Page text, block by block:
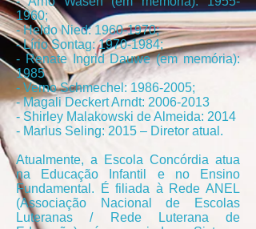
1960;
- Heldo Nied: 1960-1970;
- Lírio Sontag: 1970-1984;
- Renate Ingrid Dauwe (em memória):
1985
- Verno Schmechel: 1986-2005;
- Magali Deckert Arndt: 2006-2013
- Shirley Malakowski de Almeida: 2014
- Marlus Seling: 2015 – Diretor atual.
Atualmente, a Escola Concórdia atua
na Educação Infantil e no Ensino
Fundamental. É filiada à Rede ANEL
(Associação Nacional de Escolas
Luteranas / Rede Luterana de